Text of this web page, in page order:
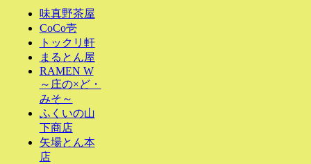
味真野茶屋
CoCo壱
トックリ軒
まるとん屋
RAMEN W
～庄の×ど・
みそ～
ふくいの山
下商店
矢場とん本
店